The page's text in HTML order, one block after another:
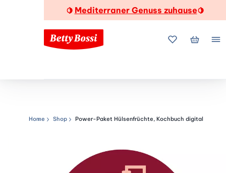
🍋 Mediterraner Genuss zuhause🍋
MeineMein
Navigationspfad
Home Shop Power-Paket Hülsenfrüchte, Kochbuch digital